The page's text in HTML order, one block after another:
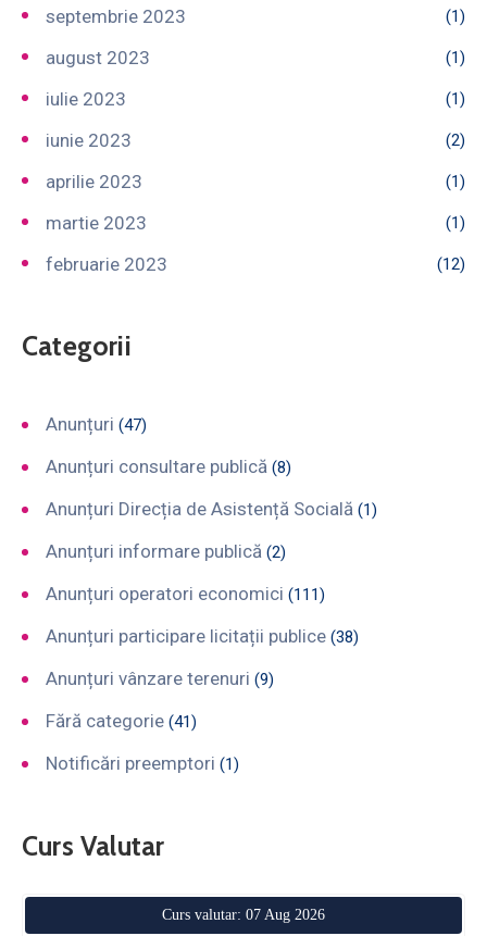
septembrie 2023 (1)
august 2023 (1)
iulie 2023 (1)
iunie 2023 (2)
aprilie 2023 (1)
martie 2023 (1)
februarie 2023 (12)
Categorii
Anunțuri (47)
Anunțuri consultare publică (8)
Anunțuri Direcția de Asistență Socială (1)
Anunțuri informare publică (2)
Anunțuri operatori economici (111)
Anunțuri participare licitații publice (38)
Anunțuri vânzare terenuri (9)
Fără categorie (41)
Notificări preemptori (1)
Curs Valutar
Curs valutar: 07 Aug 2026